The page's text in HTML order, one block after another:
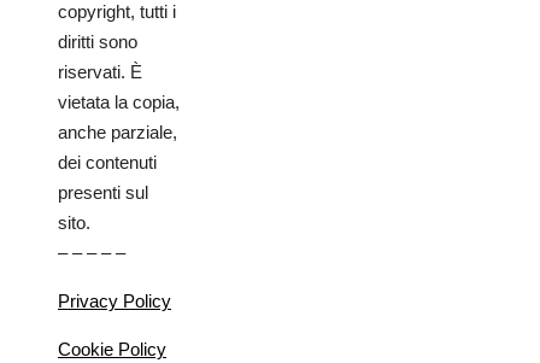
copyright, tutti i
diritti sono
riservati. È
vietata la copia,
anche parziale,
dei contenuti
presenti sul
sito.
– – – – –
Privacy Policy
Cookie Policy